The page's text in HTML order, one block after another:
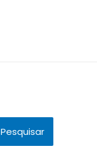
Pesquisar